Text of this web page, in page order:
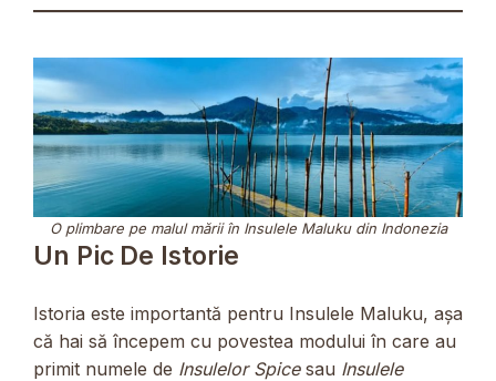
O plimbare pe malul mării în Insulele Maluku din Indonezia
Un Pic De Istorie
Istoria este importantă pentru Insulele Maluku, așa
că hai să începem cu povestea modului în care au
primit numele de Insulelor Spicesau Insulele